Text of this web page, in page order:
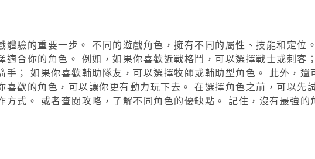
體驗的重要一步。 不同的遊戲角色，擁有不同的屬性、技能和定位
適合你的角色。 例如，如果你喜歡近戰格鬥，可以選擇戰士或刺客
手； 如果你喜歡輔助隊友，可以選擇牧師或輔助型角色。 此外，還
喜歡的角色，可以讓你更有動力玩下去。 在選擇角色之前，可以先
式。 或者查閱攻略，了解不同角色的優缺點。 記住，沒有最強的